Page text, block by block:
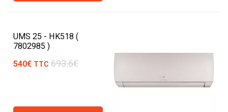
UMS 25 - HK518 (
7802985 )
540€ TTC 693.6€